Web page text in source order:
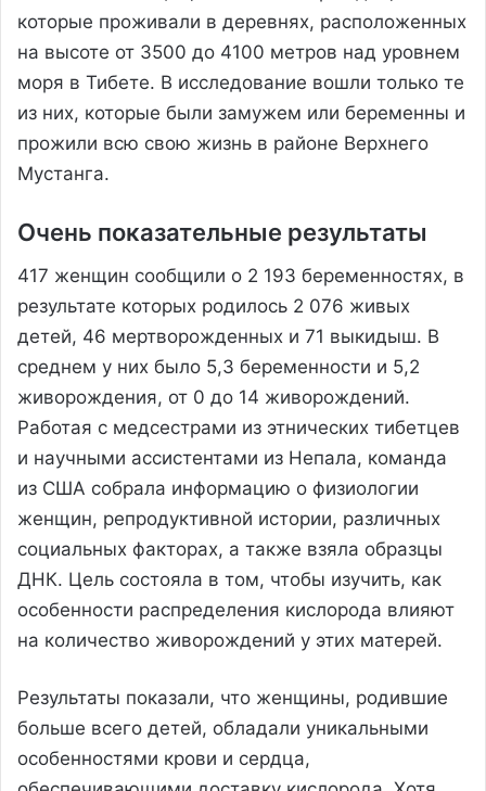
которые проживали в деревнях, расположенных
на высоте от 3500 до 4100 метров над уровнем
моря в Тибете. В исследование вошли только те
из них, которые были замужем или беременны и
прожили всю свою жизнь в районе Верхнего
Мустанга.
Очень показательные результаты
417 женщин сообщили о 2 193 беременностях, в
результате которых родилось 2 076 живых
детей, 46 мертворожденных и 71 выкидыш. В
среднем у них было 5,3 беременности и 5,2
живорождения, от 0 до 14 живорождений.
Работая с медсестрами из этнических тибетцев
и научными ассистентами из Непала, команда
из США собрала информацию о физиологии
женщин, репродуктивной истории, различных
социальных факторах, а также взяла образцы
ДНК. Цель состояла в том, чтобы изучить, как
особенности распределения кислорода влияют
на количество живорождений у этих матерей.
Результаты показали, что женщины, родившие
больше всего детей, обладали уникальными
особенностями крови и сердца,